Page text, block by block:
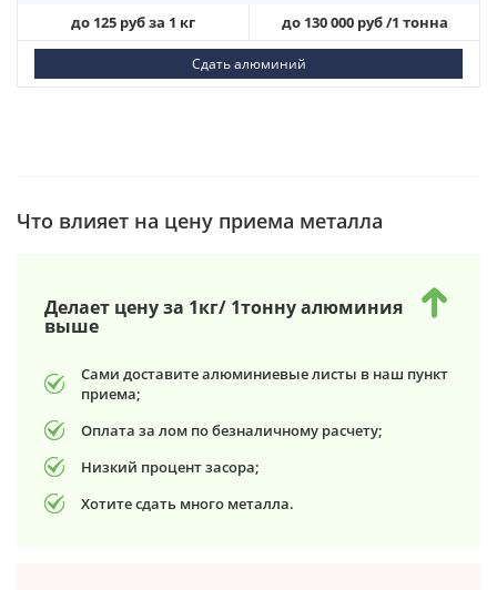
до 125 руб за 1 кг
до 130 000 руб /1 тонна
Сдать алюминий
Что влияет на цену приема металла
Делает цену за 1кг/ 1тонну алюминия
выше
Сами доставите алюминиевые листы в наш пункт
приема;
Оплата за лом по безналичному расчету;
Низкий процент засора;
Хотите сдать много металла.